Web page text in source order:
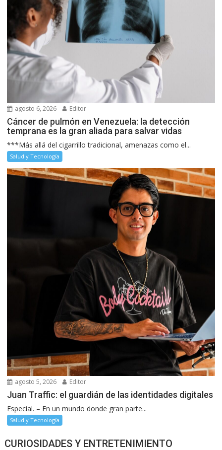
agosto 6, 2026 Editor
Cáncer de pulmón en Venezuela: la detección
temprana es la gran aliada para salvar vidas
***Más allá del cigarrillo tradicional, amenazas como el...
Salud y Tecnología
agosto 5, 2026 Editor
Juan Traffic: el guardián de las identidades digitales
Especial. – En un mundo donde gran parte...
Salud y Tecnología
CURIOSIDADES Y ENTRETENIMIENTO